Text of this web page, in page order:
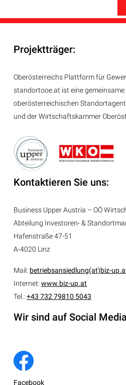
Projektträger:
Oberösterreichs Plattform für
standortooe.at ist eine
oberösterreichischen
und der Wirtschaftskammer
Kontaktieren Sie uns:
Business Upper Austria – OÖ
Abteilung Investoren- &
Hafenstraße 47-51
A-4020 Linz
Mail: betriebsansiedlung(at)biz-
Internet: www.biz-up.at
Tel.: +43 732 79810 5043
Wir sind auf Social
Facebook